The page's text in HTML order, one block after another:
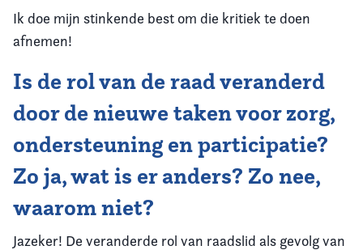
Ik doe mijn stinkende best om die kritiek te doen
afnemen!
Is de rol van de raad veranderd
door de nieuwe taken voor zorg,
ondersteuning en participatie?
Zo ja, wat is er anders? Zo nee,
waarom niet?
Jazeker! De veranderde rol van raadslid als gevolg van